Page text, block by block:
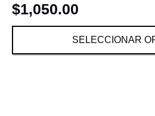
$1,050.00
SELECCIONAR